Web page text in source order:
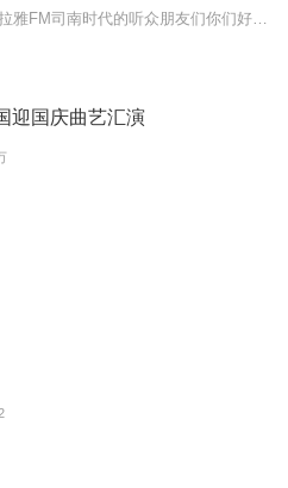
迎国庆曲艺汇演